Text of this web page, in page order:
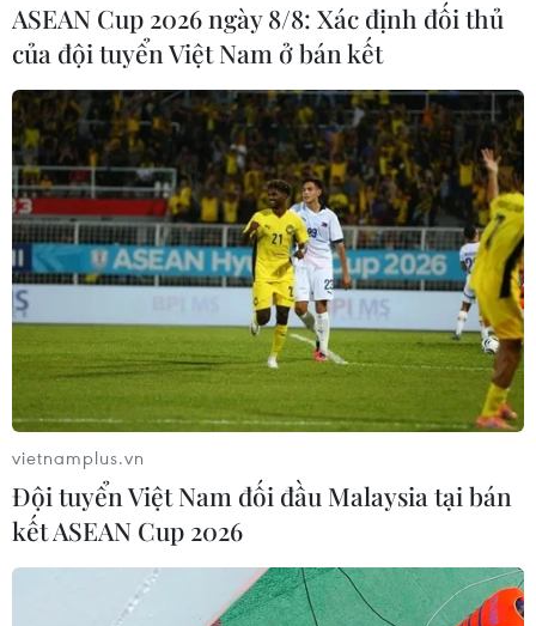
ASEAN Cup 2026 ngày 8/8: Xác định đối thủ
của đội tuyển Việt Nam ở bán kết
vietnamplus.vn
Đội tuyển Việt Nam đối đầu Malaysia tại bán
kết ASEAN Cup 2026